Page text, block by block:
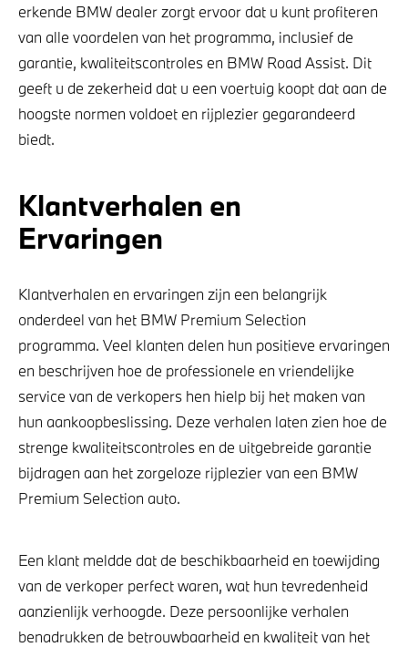
erkende BMW dealer zorgt ervoor dat u kunt profiteren
van alle voordelen van het programma, inclusief de
garantie, kwaliteitscontroles en BMW Road Assist. Dit
geeft u de zekerheid dat u een voertuig koopt dat aan de
hoogste normen voldoet en rijplezier gegarandeerd
biedt.
Klantverhalen en
Ervaringen
Klantverhalen en ervaringen zijn een belangrijk
onderdeel van het BMW Premium Selection
programma. Veel klanten delen hun positieve ervaringen
en beschrijven hoe de professionele en vriendelijke
service van de verkopers hen hielp bij het maken van
hun aankoopbeslissing. Deze verhalen laten zien hoe de
strenge kwaliteitscontroles en de uitgebreide garantie
bijdragen aan het zorgeloze rijplezier van een BMW
Premium Selection auto.
Een klant meldde dat de beschikbaarheid en toewijding
van de verkoper perfect waren, wat hun tevredenheid
aanzienlijk verhoogde. Deze persoonlijke verhalen
benadrukken de betrouwbaarheid en kwaliteit van het